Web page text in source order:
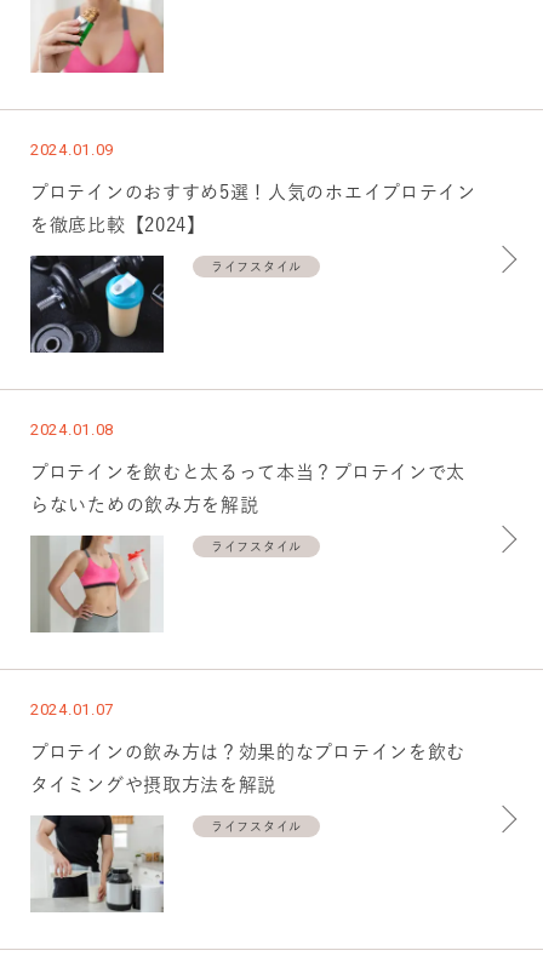
2024.01.09
プロテインのおすすめ5選！人気のホエイプロテイン
を徹底比較【2024】
ライフスタイル
2024.01.08
プロテインを飲むと太るって本当？プロテインで太
らないための飲み方を解説
ライフスタイル
2024.01.07
プロテインの飲み方は？効果的なプロテインを飲む
タイミングや摂取方法を解説
ライフスタイル